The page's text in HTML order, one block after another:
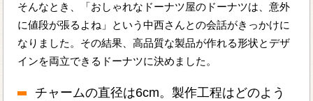
そんなとき、「おしゃれなドーナツ屋のドーナツは、意外
に値段が張るよね」という中西さんとの会話がきっかけに
なりました。その結果、高品質な製品が作れる形状とデザ
インを両立できるドーナツに決めました。
チャームの直径は6cm。製作工程はどのよう